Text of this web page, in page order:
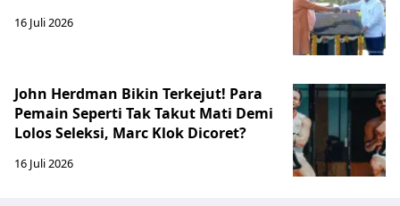
16 Juli 2026
John Herdman Bikin Terkejut! Para
Pemain Seperti Tak Takut Mati Demi
Lolos Seleksi, Marc Klok Dicoret?
16 Juli 2026